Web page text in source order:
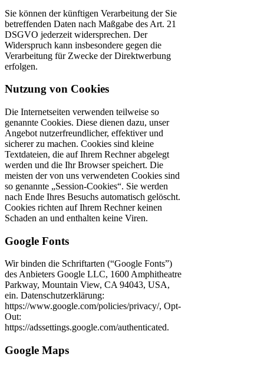
Sie können der künftigen Verarbeitung der Sie
betreffenden Daten nach Maßgabe des Art. 21
DSGVO jederzeit widersprechen. Der
Widerspruch kann insbesondere gegen die
Verarbeitung für Zwecke der Direktwerbung
erfolgen.
Nutzung von Cookies
Die Internetseiten verwenden teilweise so
genannte Cookies. Diese dienen dazu, unser
Angebot nutzerfreundlicher, effektiver und
sicherer zu machen. Cookies sind kleine
Textdateien, die auf Ihrem Rechner abgelegt
werden und die Ihr Browser speichert. Die
meisten der von uns verwendeten Cookies sind
so genannte „Session-Cookies“. Sie werden
nach Ende Ihres Besuchs automatisch gelöscht.
Cookies richten auf Ihrem Rechner keinen
Schaden an und enthalten keine Viren.
Google Fonts
Wir binden die Schriftarten (“Google Fonts”)
des Anbieters Google LLC, 1600 Amphitheatre
Parkway, Mountain View, CA 94043, USA,
ein. Datenschutzerklärung:
https://www.google.com/policies/privacy/, Opt-
Out:
https://adssettings.google.com/authenticated.
Google Maps